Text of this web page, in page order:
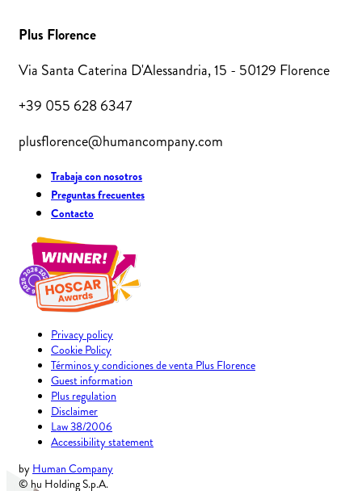
Plus Florence
Via Santa Caterina D'Alessandria, 15 - 50129 Florence
+39 055 628 6347
plusflorence@humancompany.com
Trabaja con nosotros
Preguntas frecuentes
Contacto
Privacy policy
Cookie Policy
Términos y condiciones de venta Plus Florence
Guest information
Plus regulation
Disclaimer
Law 38/2006
Accessibility statement
by Human Company
© hu Holding S.p.A.